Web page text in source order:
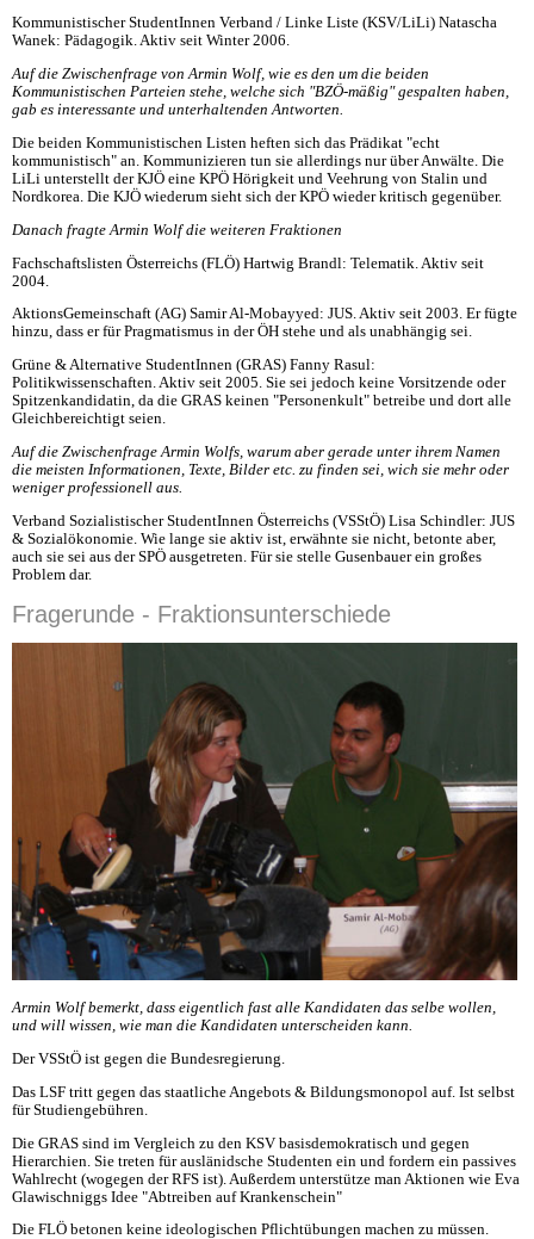
Kommunistischer StudentInnen Verband / Linke Liste (KSV/LiLi) Natascha
Wanek: Pädagogik. Aktiv seit Winter 2006.
Auf die Zwischenfrage von Armin Wolf, wie es den um die beiden
Kommunistischen Parteien stehe, welche sich "BZÖ-mäßig" gespalten haben,
gab es interessante und unterhaltenden Antworten.
Die beiden Kommunistischen Listen heften sich das Prädikat "echt
kommunistisch" an. Kommunizieren tun sie allerdings nur über Anwälte. Die
LiLi unterstellt der KJÖ eine KPÖ Hörigkeit und Veehrung von Stalin und
Nordkorea. Die KJÖ wiederum sieht sich der KPÖ wieder kritisch gegenüber.
Danach fragte Armin Wolf die weiteren Fraktionen
Fachschaftslisten Österreichs (FLÖ) Hartwig Brandl: Telematik. Aktiv seit
2004.
AktionsGemeinschaft (AG) Samir Al-Mobayyed: JUS. Aktiv seit 2003. Er fügte
hinzu, dass er für Pragmatismus in der ÖH stehe und als unabhängig sei.
Grüne & Alternative StudentInnen (GRAS) Fanny Rasul:
Politikwissenschaften. Aktiv seit 2005. Sie sei jedoch keine Vorsitzende oder
Spitzenkandidatin, da die GRAS keinen "Personenkult" betreibe und dort alle
Gleichbereichtigt seien.
Auf die Zwischenfrage Armin Wolfs, warum aber gerade unter ihrem Namen
die meisten Informationen, Texte, Bilder etc. zu finden sei, wich sie mehr oder
weniger professionell aus.
Verband Sozialistischer StudentInnen Österreichs (VSStÖ) Lisa Schindler: JUS
& Sozialökonomie. Wie lange sie aktiv ist, erwähnte sie nicht, betonte aber,
auch sie sei aus der SPÖ ausgetreten. Für sie stelle Gusenbauer ein großes
Problem dar.
Fragerunde - Fraktionsunterschiede
Armin Wolf bemerkt, dass eigentlich fast alle Kandidaten das selbe wollen,
und will wissen, wie man die Kandidaten unterscheiden kann.
Der VSStÖ ist gegen die Bundesregierung.
Das LSF tritt gegen das staatliche Angebots & Bildungsmonopol auf. Ist selbst
für Studiengebühren.
Die GRAS sind im Vergleich zu den KSV basisdemokratisch und gegen
Hierarchien. Sie treten für auslänidsche Studenten ein und fordern ein passives
Wahlrecht (wogegen der RFS ist). Außerdem unterstütze man Aktionen wie Eva
Glawischniggs Idee "Abtreiben auf Krankenschein"
Die FLÖ betonen keine ideologischen Pflichtübungen machen zu müssen.